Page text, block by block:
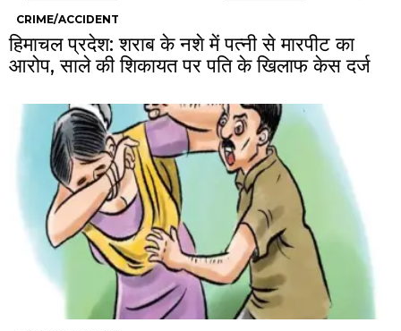
CRIME/ACCIDENT
हिमाचल प्रदेश: शराब के नशे में पत्नी से मारपीट का
आरोप, साले की शिकायत पर पति के खिलाफ केस दर्ज